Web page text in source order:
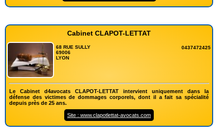
Cabinet CLAPOT-LETTAT
68 RUE SULLY
69006
LYON
0437472425
Le Cabinet d4avocats CLAPOT-LETTAT intervient uniquement dans la
défense des victimes de dommages corporels, dont il a fait sa spécialité
depuis près de 25 ans.
Site : www.clapotlettat-avocats.com